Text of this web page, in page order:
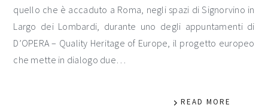
quello che è accaduto a Roma, negli spazi di Signorvino in
Largo dei Lombardi, durante uno degli appuntamenti di
D’OPERA – Quality Heritage of Europe, il progetto europeo
che mette in dialogo due…
READ MORE